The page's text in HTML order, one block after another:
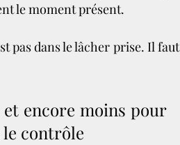
le moment présent.
pas dans le lâcher prise. Il faut
encore moins pour
le contrôle